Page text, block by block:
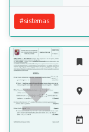
#sistemas



